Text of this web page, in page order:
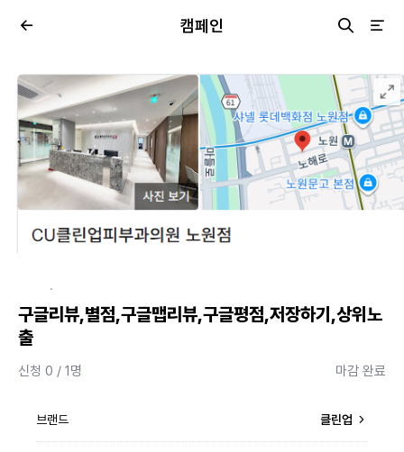
캠페인
·
구글리뷰,별점,구글맵리뷰,구글평점,저장하기,상위노
출
신청 0 / 1명 마감 완료
브랜드 클린업